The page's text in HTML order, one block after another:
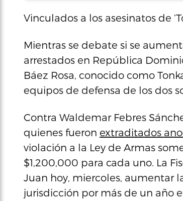
Vinculados a los asesinatos de
Mientras se debate si se
arrestados en República
Báez Rosa, conocido como
equipos de defensa de los dos
Contra Waldemar Febres
quienes fueron extraditados
violación a la Ley de Armas
$1,200,000 para cada uno. La
Juan hoy, miercoles, aumentar
jurisdicción por más de un año